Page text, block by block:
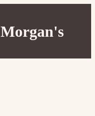
Morgan's